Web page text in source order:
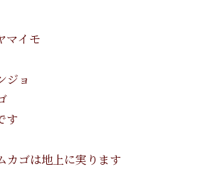
マイモ
ジョ
す
カゴは地上に実ります